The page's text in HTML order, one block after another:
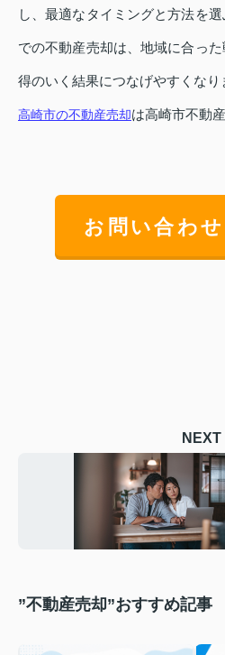
し、最適なタイミングと方法を
での不動産売却は、地域に合っ
得のいく結果につなげやすくなり
高崎市の不動産売却は高崎市不動
お問い合わ
NEXT
”不動産売却”おすすめ記事